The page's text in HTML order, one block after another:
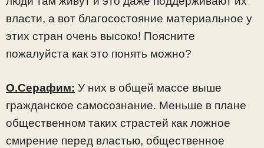
власти, а вот благосостояние материальное у
этих стран очень высоко! Поясните
пожалуйста как это понять можно?
О.Серафим: У них в общей массе выше
гражданское самосознание. Меньше в плане
общественном таких страстей как ложное
смирение перед властью, общественное